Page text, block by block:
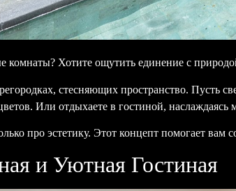
комнаты? Хотите ощутить единение с
стесняющих пространство. Пусть
Или отдыхаете в гостиной,
про эстетику. Этот концепт помогает
и Уютная Гостиная